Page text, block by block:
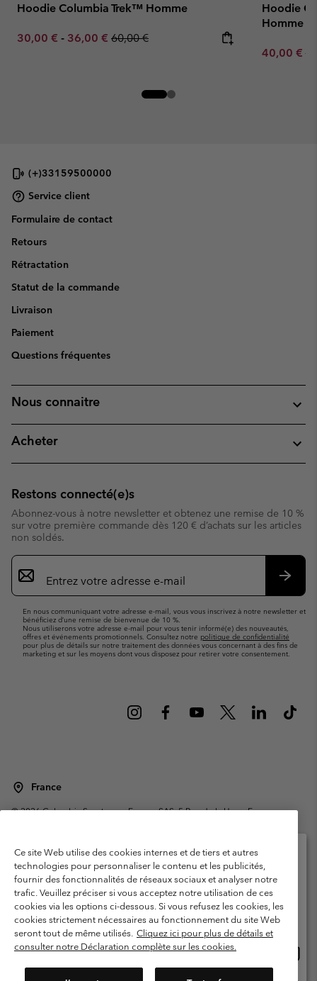
Hoodie Columbia Trek™ Homme
Minimum sale price:
30,00 € - Maximum sale price:
36,00 € Regular price:
60,00 €
Hoodie
Homme
Sale price:
40,00 €
(+)33159500000
Service client
Formulaire de contact
Retours
Rétractation
Statut de la commande
Livraison
Paiement
Questions fréquentes
Nous connaitre
Acheter
Restons connecté(e)s
Abonnez-vous à notre newsletter et obtenez une remise de 10 %
sur votre première commande dès 120 € d’achats sur les articles
non soldés.
Inscription
par
e-
En nous communiquant votre adresse e-mail, vous vous inscrivez à notre newsletter et
bénéficiez d’une remise de bienvenue de 10 %.
Nous utiliserons votre adresse e-mail pour vous tenir informé(e) des nouveautés,
offres et événements promotionnels. Consultez notre politique de confidentialité
pour plus de détails sur notre traitement des données vous concernant à des fins de
marketing et sur les moyens dont vous disposez pour retirer votre consentement.
France
©2026Columbia Sportswear Europe SAS. 5 Rue de la Haye, Espace
Garanties Légales
Politique de confidentialité
Conditions d'utilisation - Membres
Conditions D'utilisation - Contenu généré par l'utilisateur
Impressum
Cookies
Public CBCR
Ce site Web utilise des cookies internes et de tiers et autres
technologies pour personnaliser le contenu et les publicités,
fournir des fonctionnalités de réseaux sociaux et analyser notre
trafic. Veuillez préciser si vous acceptez notre utilisation de ces
cookies via les options ci-dessous. Si vous refusez les cookies, les
cookies strictement nécessaires au fonctionnement du site Web
seront tout de même utilisés. Cliquez ici pour plus de détails et
consulter notre Déclaration complète sur les cookies.
Veuillez sélectionner votre pays d’expédition et
votre langue
Achats en ligne disponibles
United States